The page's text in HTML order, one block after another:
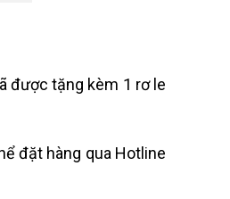
được tặng kèm 1 rơ le
đặt hàng qua Hotline